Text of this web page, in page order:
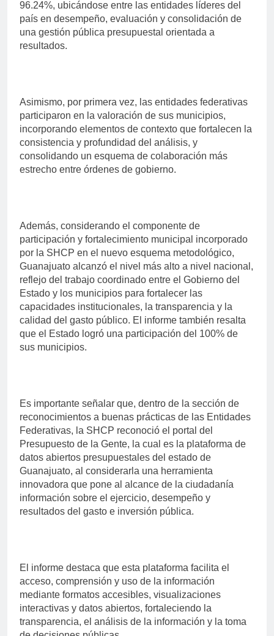
96.24%, ubicándose entre las entidades líderes del
país en desempeño, evaluación y consolidación de
una gestión pública presupuestal orientada a
resultados.
Asimismo, por primera vez, las entidades federativas
participaron en la valoración de sus municipios,
incorporando elementos de contexto que fortalecen la
consistencia y profundidad del análisis, y
consolidando un esquema de colaboración más
estrecho entre órdenes de gobierno.
Además, considerando el componente de
participación y fortalecimiento municipal incorporado
por la SHCP en el nuevo esquema metodológico,
Guanajuato alcanzó el nivel más alto a nivel nacional,
reflejo del trabajo coordinado entre el Gobierno del
Estado y los municipios para fortalecer las
capacidades institucionales, la transparencia y la
calidad del gasto público. El informe también resalta
que el Estado logró una participación del 100% de
sus municipios.
Es importante señalar que, dentro de la sección de
reconocimientos a buenas prácticas de las Entidades
Federativas, la SHCP reconoció el portal del
Presupuesto de la Gente, la cual es la plataforma de
datos abiertos presupuestales del estado de
Guanajuato, al considerarla una herramienta
innovadora que pone al alcance de la ciudadanía
información sobre el ejercicio, desempeño y
resultados del gasto e inversión pública.
El informe destaca que esta plataforma facilita el
acceso, comprensión y uso de la información
mediante formatos accesibles, visualizaciones
interactivas y datos abiertos, fortaleciendo la
transparencia, el análisis de la información y la toma